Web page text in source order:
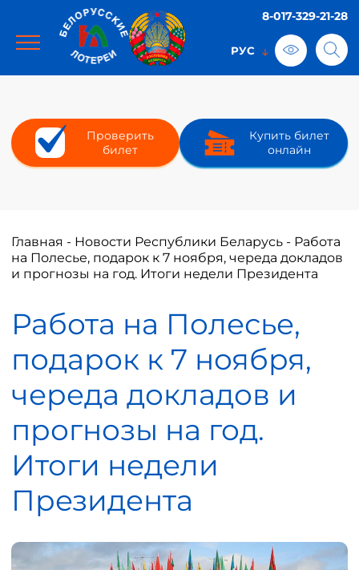
8-017-329-21-28
Проверить
билет
Купить билет
онлайн
Главная - Новости Республики Беларусь - Работа
на Полесье, подарок к 7 ноября, череда докладов
и прогнозы на год. Итоги недели Президента
Работа на Полесье,
подарок к 7 ноября,
череда докладов и
прогнозы на год.
Итоги недели
Президента